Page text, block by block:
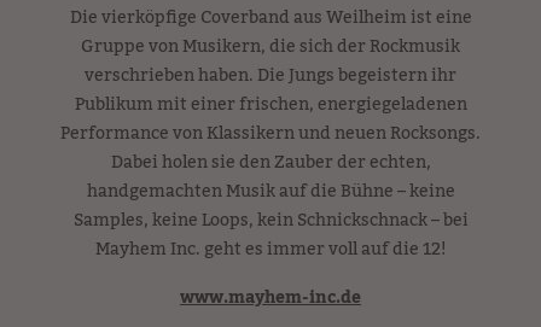
Die vierköpfige Coverband aus Weilheim ist eine
Gruppe von Musikern, die sich der Rockmusik
verschrieben haben. Die Jungs begeistern ihr
Publikum mit einer frischen, energiegeladenen
Performance von Klassikern und neuen Rocksongs.
Dabei holen sie den Zauber der echten,
handgemachten Musik auf die Bühne – keine
Samples, keine Loops, kein Schnickschnack – bei
Mayhem Inc. geht es immer voll auf die 12!
www.mayhem-inc.de